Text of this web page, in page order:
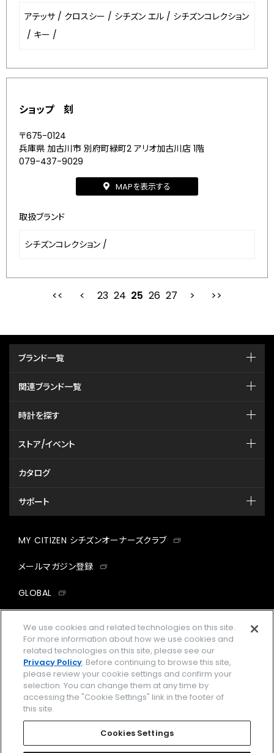
アテッサ / クロスシー / シチズン エル / シチズンコレクション
/ キー /
ショップ 刻
〒675-0124
兵庫県 加古川市 別府町緑町2 アリオ加古川店 1階
079-437-9029
MAPを表示する
取扱ブランド
シチズンコレクション /
最初 前
23 24 25 26 27
ブランド一覧
関連ブランド一覧
時計を探す
ストア/イベント
カタログ
サポート
MY CITIZEN シチズンオーナーズクラブ
メールマガジン登録
GLOBAL
facebookinstagramtwitter
企業情報 ご利用規約
プライバシーポリシー Cookies Settings
Amazon PayはAmazon.com, Inc.またはその関連会社の商標です。
We use cookies and related technologies on this site.
For more information about how we use cookies and
related technologies on this site, please see our
Privacy Policy. Before continuing to browse this site,
please review your cookie settings and confirm your
selection. You can change them at any time by
accessing the "Cookie Settings" link in the footer of
this site.
Cookies Settings